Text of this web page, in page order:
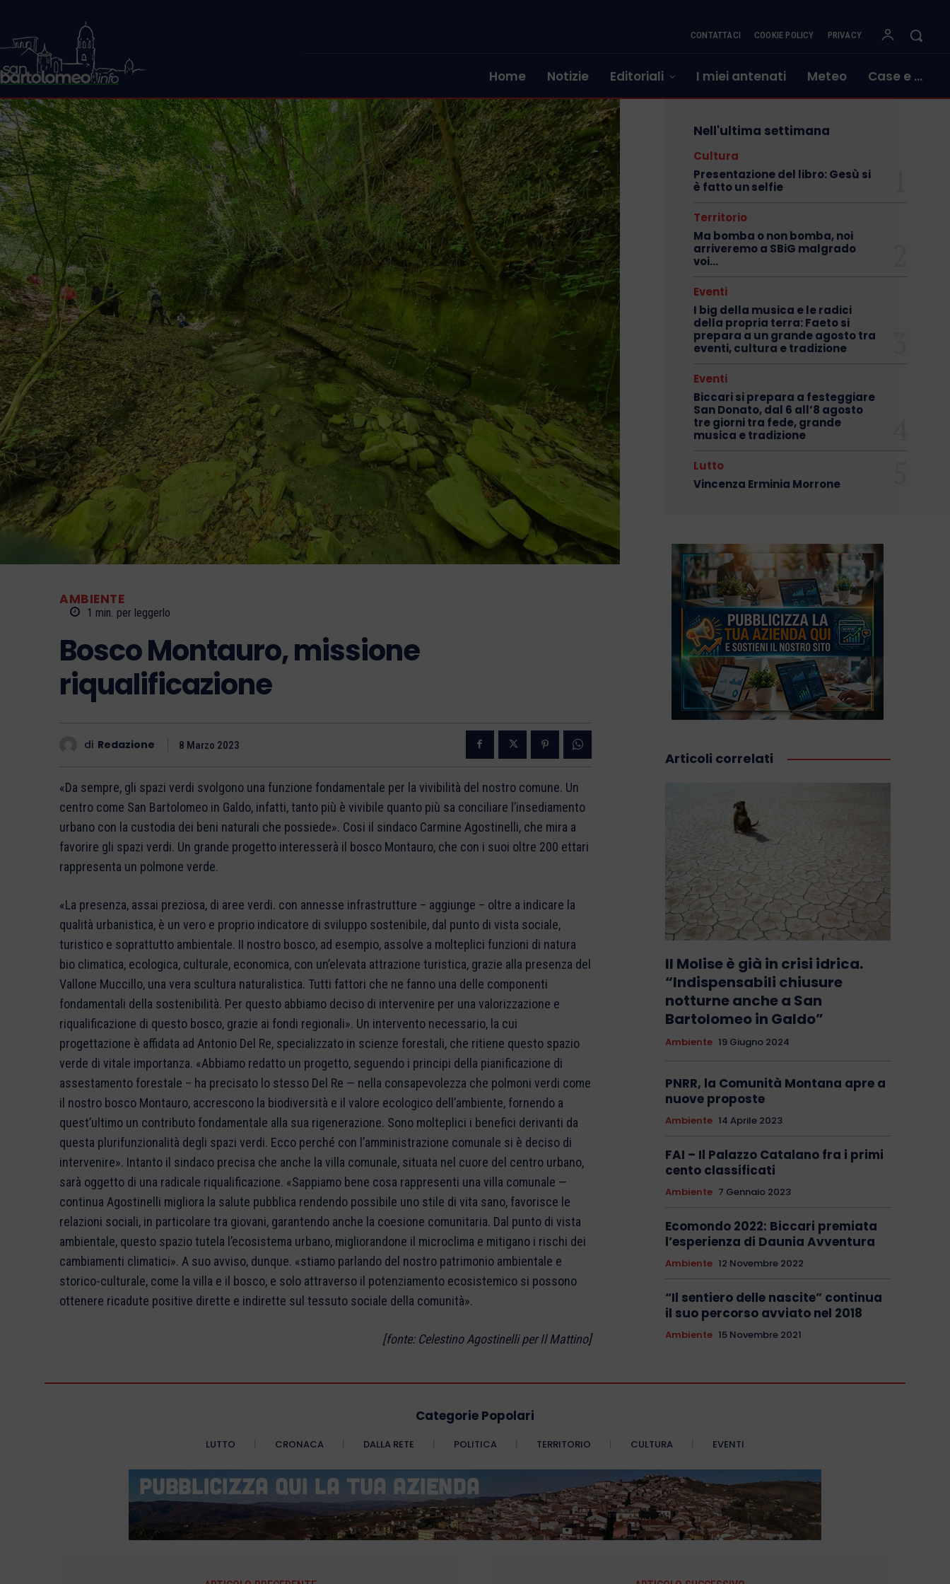
CONTATTACI COOKIE POLICY PRIVACY
Home Notizie Editoriali I miei antenati Meteo Case e …
AMBIENTE
1 min. per leggerlo
Bosco Montauro, missione
riqualificazione
di Redazione 8 Marzo 2023
«Da sempre, gli spazi verdi svolgono una funzione fondamentale per la vivibilità del nostro comune. Un
centro come San Bartolomeo in Galdo, infatti, tanto più è vivibile quanto più sa conciliare l’insediamento
urbano con la custodia dei beni naturali che possiede». Cosi il sindaco Carmine Agostinelli, che mira a
favorire gli spazi verdi. Un grande progetto interesserà il bosco Montauro, che con i suoi oltre 200 ettari
rappresenta un polmone verde.
«La presenza, assai preziosa, di aree verdi. con annesse infrastrutture – aggiunge – oltre a indicare la
qualità urbanistica, è un vero e proprio indicatore di sviluppo sostenibile, dal punto di vista sociale,
turistico e soprattutto ambientale. II nostro bosco, ad esempio, assolve a molteplici funzioni di natura
bio climatica, ecologica, culturale, economica, con un’elevata attrazione turistica, grazie alla presenza del
Vallone Muccillo, una vera scultura naturalistica. Tutti fattori che ne fanno una delle componenti
fondamentali della sostenibilità. Per questo abbiamo deciso di intervenire per una valorizzazione e
riqualificazione di questo bosco, grazie ai fondi regionali». Un intervento necessario, la cui
progettazione è affidata ad Antonio Del Re, specializzato in scienze forestali, che ritiene questo spazio
verde di vitale importanza. «Abbiamo redatto un progetto, seguendo i principi della pianificazione di
assestamento forestale – ha precisato lo stesso Del Re — nella consapevolezza che polmoni verdi come
il nostro bosco Montauro, accrescono la biodiversità e il valore ecologico dell’ambiente, fornendo a
quest’ultimo un contributo fondamentale alla sua rigenerazione. Sono molteplici i benefici derivanti da
questa plurifunzionalità degli spazi verdi. Ecco perché con l’amministrazione comunale si è deciso di
intervenire». Intanto il sindaco precisa che anche la villa comunale, situata nel cuore del centro urbano,
sarà oggetto di una radicale riqualificazione. «Sappiamo bene cosa rappresenti una villa comunale —
continua Agostinelli migliora la salute pubblica rendendo possibile uno stile di vita sano, favorisce le
relazioni sociali, in particolare tra giovani, garantendo anche la coesione comunitaria. Dal punto di vista
ambientale, questo spazio tutela l’ecosistema urbano, migliorandone il microclima e mitigano i rischi dei
cambiamenti climatici». A suo avviso, dunque. «stiamo parlando del nostro patrimonio ambientale e
storico-culturale, come la villa e il bosco, e solo attraverso il potenziamento ecosistemico si possono
ottenere ricadute positive dirette e indirette sul tessuto sociale della comunità».
[fonte: Celestino Agostinelli per Il Mattino]
Nell'ultima settimana
Cultura
Presentazione del libro: Gesù si
è fatto un selfie
Territorio
Ma bomba o non bomba, noi
arriveremo a SBiG malgrado
voi…
Eventi
I big della musica e le radici
della propria terra: Faeto si
prepara a un grande agosto tra
eventi, cultura e tradizione
Eventi
Biccari si prepara a festeggiare
San Donato, dal 6 all’8 agosto
tre giorni tra fede, grande
musica e tradizione
Lutto
Vincenza Erminia Morrone
Articoli correlati
Il Molise è già in crisi idrica.
“Indispensabili chiusure
notturne anche a San
Bartolomeo in Galdo”
Ambiente 19 Giugno 2024
PNRR, la Comunità Montana apre a
nuove proposte
Ambiente 14 Aprile 2023
FAI – Il Palazzo Catalano fra i primi
cento classificati
Ambiente 7 Gennaio 2023
Ecomondo 2022: Biccari premiata
l’esperienza di Daunia Avventura
Ambiente 12 Novembre 2022
“Il sentiero delle nascite” continua
il suo percorso avviato nel 2018
Ambiente 15 Novembre 2021
Categorie Popolari
LUTTO CRONACA DALLA RETE POLITICA TERRITORIO CULTURA EVENTI